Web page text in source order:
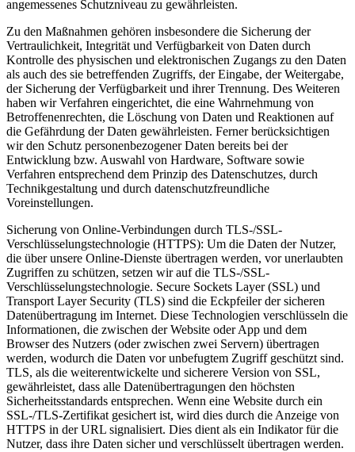
angemessenes Schutzniveau zu gewährleisten.
Zu den Maßnahmen gehören insbesondere die Sicherung der
Vertraulichkeit, Integrität und Verfügbarkeit von Daten durch
Kontrolle des physischen und elektronischen Zugangs zu den Daten
als auch des sie betreffenden Zugriffs, der Eingabe, der Weitergabe,
der Sicherung der Verfügbarkeit und ihrer Trennung. Des Weiteren
haben wir Verfahren eingerichtet, die eine Wahrnehmung von
Betroffenenrechten, die Löschung von Daten und Reaktionen auf
die Gefährdung der Daten gewährleisten. Ferner berücksichtigen
wir den Schutz personenbezogener Daten bereits bei der
Entwicklung bzw. Auswahl von Hardware, Software sowie
Verfahren entsprechend dem Prinzip des Datenschutzes, durch
Technikgestaltung und durch datenschutzfreundliche
Voreinstellungen.
Sicherung von Online-Verbindungen durch TLS-/SSL-
Verschlüsselungstechnologie (HTTPS): Um die Daten der Nutzer,
die über unsere Online-Dienste übertragen werden, vor unerlaubten
Zugriffen zu schützen, setzen wir auf die TLS-/SSL-
Verschlüsselungstechnologie. Secure Sockets Layer (SSL) und
Transport Layer Security (TLS) sind die Eckpfeiler der sicheren
Datenübertragung im Internet. Diese Technologien verschlüsseln die
Informationen, die zwischen der Website oder App und dem
Browser des Nutzers (oder zwischen zwei Servern) übertragen
werden, wodurch die Daten vor unbefugtem Zugriff geschützt sind.
TLS, als die weiterentwickelte und sicherere Version von SSL,
gewährleistet, dass alle Datenübertragungen den höchsten
Sicherheitsstandards entsprechen. Wenn eine Website durch ein
SSL-/TLS-Zertifikat gesichert ist, wird dies durch die Anzeige von
HTTPS in der URL signalisiert. Dies dient als ein Indikator für die
Nutzer, dass ihre Daten sicher und verschlüsselt übertragen werden.